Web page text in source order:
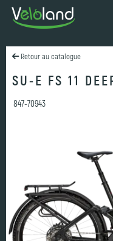
Retour au catalogue
SU-E FS 11
847-70943